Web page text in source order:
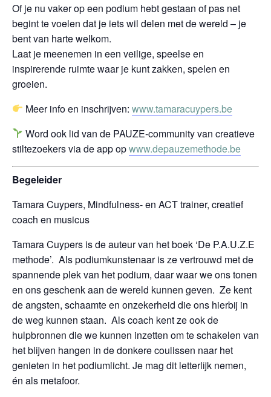
Of je nu vaker op een podium hebt gestaan of pas net
begint te voelen dat je iets wil delen met de wereld – je
bent van harte welkom.
Laat je meenemen in een veilige, speelse en
inspirerende ruimte waar je kunt zakken, spelen en
groeien.
Meer info en inschrijven:www.tamaracuypers.be
Word ook lid van de PAUZE-community van creatieve
stiltezoekers via de app opwww.depauzemethode.be
Begeleider
Tamara Cuypers, Mindfulness- en ACT trainer, creatief
coach en musicus
Tamara Cuypers is de auteur van het boek ‘De P.A.U.Z.E
methode’. Als podiumkunstenaar is ze vertrouwd met de
spannende plek van het podium, daar waar we ons tonen
en ons geschenk aan de wereld kunnen geven. Ze kent
de angsten, schaamte en onzekerheid die ons hierbij in
de weg kunnen staan. Als coach kent ze ook de
hulpbronnen die we kunnen inzetten om te schakelen van
het blijven hangen in de donkere coulissen naar het
genieten in het podiumlicht. Je mag dit letterlijk nemen,
én als metafoor.